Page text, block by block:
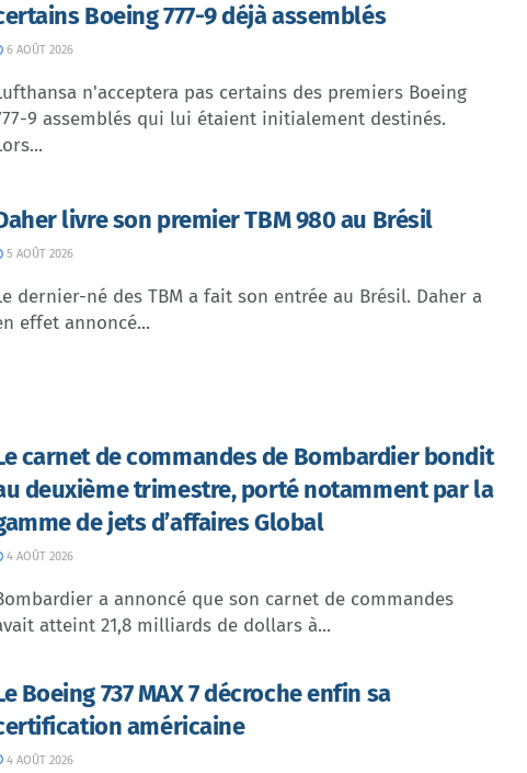
Boeing 777-9 déjà assemblés
6 AOÛT 2026
n'acceptera pas certains des premiers Boeing
9 assemblés qui lui étaient initialement destinés.
livre son premier TBM 980 au Brésil
5 AOÛT 2026
dernier-né des TBM a fait son entrée au Brésil. Daher a
effet annoncé...
carnet de commandes de Bombardier bondit
deuxième trimestre, porté notamment par la
de jets d’affaires Global
4 AOÛT 2026
a annoncé que son carnet de commandes
atteint 21,8 milliards de dollars à...
Boeing 737 MAX 7 décroche enfin sa
américaine
4 AOÛT 2026